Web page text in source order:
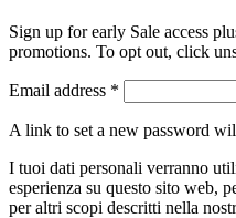
Sign up for early Sale access
promotions. To opt out, click
Email address *
A link to set a new password
I tuoi dati personali verranno
esperienza su questo sito web,
per altri scopi descritti nella